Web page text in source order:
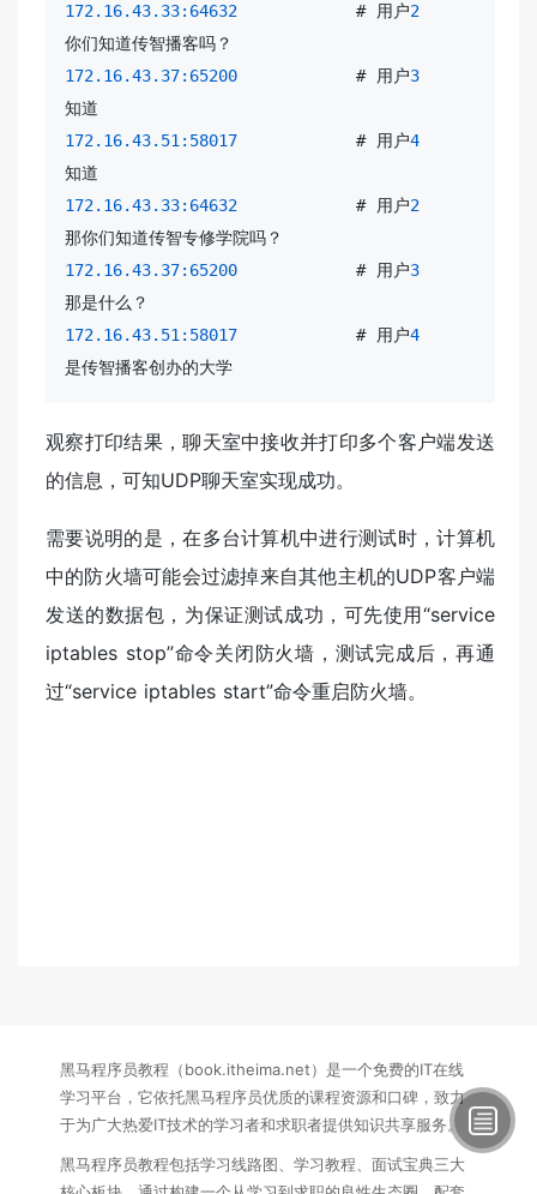
172.16.43.33:64632
           # 用户
2
172.16.43.37:65200
           # 用户
3
172.16.43.51:58017
           # 用户
4
172.16.43.33:64632
           # 用户
2
172.16.43.37:65200
           # 用户
3
172.16.43.51:58017
           # 用户
4
是传智播客创办的大学
观察打印结果，聊天室中接收并打印多个客户端发送
的信息，可知UDP聊天室实现成功。
需要说明的是，在多台计算机中进行测试时，计算机
中的防火墙可能会过滤掉来自其他主机的UDP客户端
发送的数据包，为保证测试成功，可先使用“service
iptables stop”命令关闭防火墙，测试完成后，再通
过“service iptables start”命令重启防火墙。
黑马程序员教程（book.itheima.net）是一个免费的IT在线
学习平台，它依托黑马程序员优质的课程资源和口碑，致力
于为广大热爱IT技术的学习者和求职者提供知识共享服务。
黑马程序员教程包括学习线路图、学习教程、面试宝典三大